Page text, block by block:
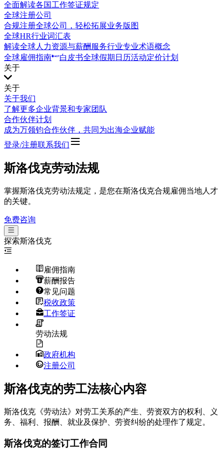
全面解读各国工作签证规定
全球注册公司
合规注册全球公司，轻松拓展业务版图
全球HR行业词汇表
解读全球人力资源与薪酬服务行业专业术语概念
全球雇佣指南
白皮书全球假期日历活动定价计划
关于
关于
关于我们
了解更多企业背景和专家团队
合作伙伴计划
成为万领钧合作伙伴，共同为出海企业赋能
登录/注册联系我们
斯洛伐克劳动法规
掌握斯洛伐克劳动法规定，是您在斯洛伐克合规雇佣当地人才
的关键。
免费咨询
探索斯洛伐克
雇佣指南
薪酬报告
常见问题
税收政策
工作签证
劳动法规
政府机构
注册公司
斯洛伐克的劳工法核心内容
斯洛伐克《劳动法》对劳工关系的产生、劳资双方的权利、义
务、福利、报酬、就业及保护、劳资纠纷的处理作了规定。
斯洛伐克的签订工作合同